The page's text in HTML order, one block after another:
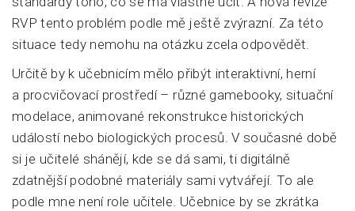
RVP tento problém podle mě ještě zvýrazní. Za této
situace tedy nemohu na otázku zcela odpovědět.
Určitě by k učebnicím mělo přibýt interaktivní, herní
a procvičovací prostředí – různé gamebooky, situační
modelace, animované rekonstrukce historických
událostí nebo biologických procesů. V současné době
si je učitelé shánějí, kde se dá sami, ti digitálně
zdatnější podobné materiály sami vytvářejí. To ale
podle mne není role učitele. Učebnice by se zkrátka